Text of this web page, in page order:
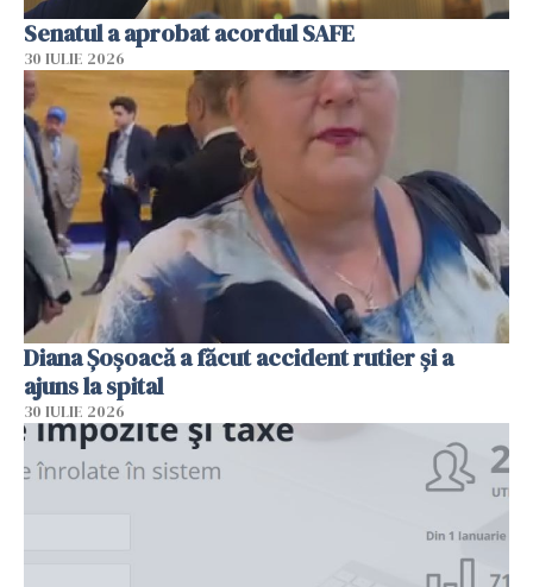
Senatul a aprobat acordul SAFE
30 IULIE 2026
Diana Șoșoacă a făcut accident rutier și a
ajuns la spital
30 IULIE 2026